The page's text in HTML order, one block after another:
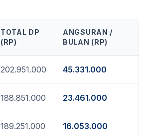
TOTAL DP
(RP)
ANGSURAN /
BULAN (RP)
202.951.000 45.331.000
188.851.000 23.461.000
189.251.000 16.053.000